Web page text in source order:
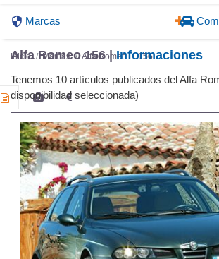
Marcas
Inicio Marcas Alfa Romeo 156
Alfa Romeo 156 |Informaciones
Tenemos 10 artículos publicados del Alfa
disponibilidad seleccionada)